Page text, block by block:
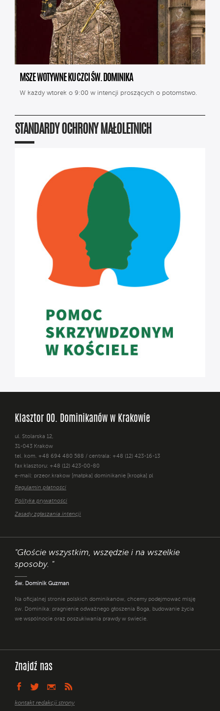
MSZE WOTYWNE KU CZCI ŚW. DOMINIKA
W każdy wtorek o 9:00 w intencji proszących o potomstwo.
STANDARDY OCHRONY MAŁOLETNICH
Klasztor OO. Dominikanów w Krakowie
ul. Stolarska 12,
31-043 Kraków
tel. kom. +48 694 480 588 / centrala: +48 (12) 423-16-13
fax klasztoru: +48 (12) 423-00-80
e-mail: przeor.krakow [małpka] dominikanie [kropka] pl
Regulamin płatności
Polityka prywatności
Zasady zgłaszania intencji
"Głoście wszystkim, wszędzie i na wszelkie
sposoby. "
Św. Dominik Guzman
Na oficjalnej stronie polskich dominikanów, chcemy podejmować misję
św. Dominika: pragnienie odważnego głoszenia Boga, budowanie życia
we wspólnocie oraz poszukiwania prawdy w świecie.
Znajdź nas
kontakt redakcji strony